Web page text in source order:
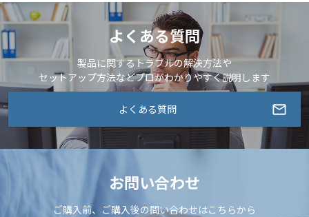
よくある質問
製品に関するトラブルの解決方法や
セットアップ方法などプロがわかりやすく説明します
よくある質問
お問い合わせ
ご購入前、ご購入後の問い合わせはこちらから